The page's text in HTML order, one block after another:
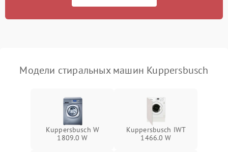
Модели стиральных машин Kuppersbusch
Kuppersbusch W
1809.0 W
Kuppersbusch IWT
1466.0 W